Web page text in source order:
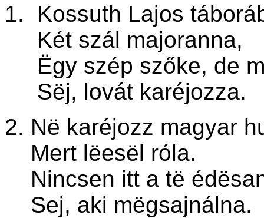
1. Kossuth Lajos
Két szál majoranna,
Ëgy szép szőke, de
Sëj, lovát karéjozza.
2. Në karéjozz magyar
Mert lëesël róla.
Nincsen itt a të
Sej, aki mëgsajnálna.